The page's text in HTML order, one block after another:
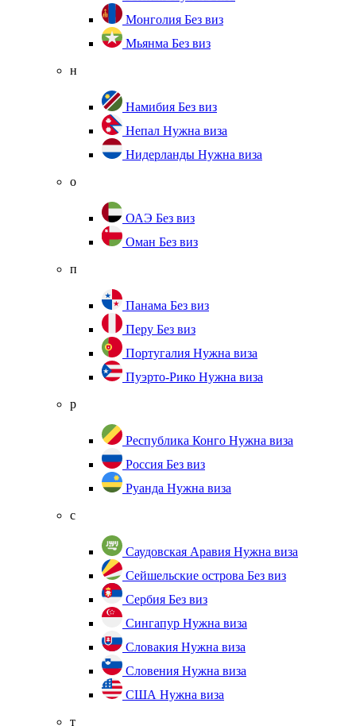
Монголия Без виз
Мьянма Без виз
н
Намибия Без виз
Непал Нужна виза
Нидерланды Нужна виза
о
ОАЭ Без виз
Оман Без виз
п
Панама Без виз
Перу Без виз
Португалия Нужна виза
Пуэрто-Рико Нужна виза
р
Республика Конго Нужна виза
Россия Без виз
Руанда Нужна виза
с
Саудовская Аравия Нужна виза
Сейшельские острова Без виз
Сербия Без виз
Сингапур Нужна виза
Словакия Нужна виза
Словения Нужна виза
США Нужна виза
т